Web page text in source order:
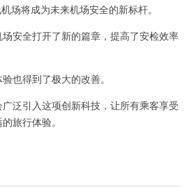
将成为未来机场安全的新标杆。
安全打开了新的篇章，提高了安检效率
得到了极大的改善。
引入这项创新科技，让所有乘客享受
旅行体验。